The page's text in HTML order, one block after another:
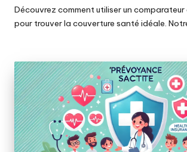
Découvrez comment utiliser un comparateur
pour trouver la couverture santé idéale.